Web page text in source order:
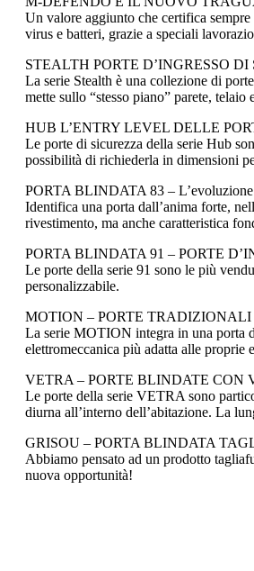
Un valore aggiunto che certifica
virus e batteri, grazie a speciali
STEALTH PORTE D’INGRESSO
La serie Stealth è una collezione di
mette sullo “stesso piano” parete,
HUB L’ENTRY LEVEL DELLE
Le porte di sicurezza della serie Hub
possibilità di richiederla in dimensioni
PORTA BLINDATA 83 –
Identifica una porta dall’anima forte,
rivestimento, ma anche caratteristica
PORTA BLINDATA 91 – PORTE
Le porte della serie 91 sono le più
personalizzabile.
MOTION – PORTE
La serie MOTION integra in una porta
elettromeccanica più adatta alle
VETRA – PORTE BLINDATE CON
Le porte della serie VETRA sono
diurna all’interno dell’abitazione. La
GRISOU – PORTA BLINDATA
Abbiamo pensato ad un prodotto
nuova opportunità!